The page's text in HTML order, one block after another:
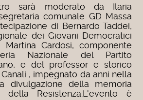
sarà moderato da Ilaria
comunale GD Massa
di Bernardo Taddei,
dei Giovani Democratici
Martina Cardosi, componente
Nazionale del Partito
e del professor e storico
, impegnato da anni nella
divulgazione della memoria
della Resistenza.L'evento è